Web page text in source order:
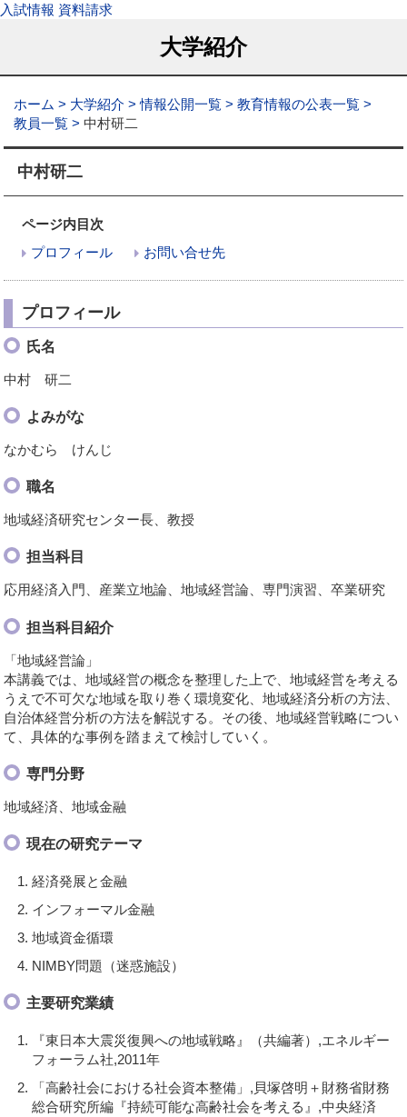
入試情報 資料請求
大学紹介
ホーム 大学紹介 情報公開一覧
教育情報の公表一覧
教員一覧
中村研二
中村研二
ページ内目次
プロフィール
お問い合せ先
プロフィール
氏名
中村 研二
よみがな
なかむら けんじ
職名
地域経済研究センター長、教授
担当科目
応用経済入門、産業立地論、地域経営論、専門演習、卒業研究
担当科目紹介
「地域経営論」
本講義では、地域経営の概念を整理した上で、地域経営を考える
うえで不可欠な地域を取り巻く環境変化、地域経済分析の方法、
自治体経営分析の方法を解説する。その後、地域経営戦略につい
て、具体的な事例を踏まえて検討していく。
専門分野
地域経済、地域金融
現在の研究テーマ
経済発展と金融
インフォーマル金融
地域資金循環
NIMBY問題（迷惑施設）
主要研究業績
『東日本大震災復興への地域戦略』（共編著）,エネルギー
フォーラム社,2011年
「高齢社会における社会資本整備」,貝塚啓明＋財務省財務
総合研究所編『持続可能な高齢社会を考える』,中央経済